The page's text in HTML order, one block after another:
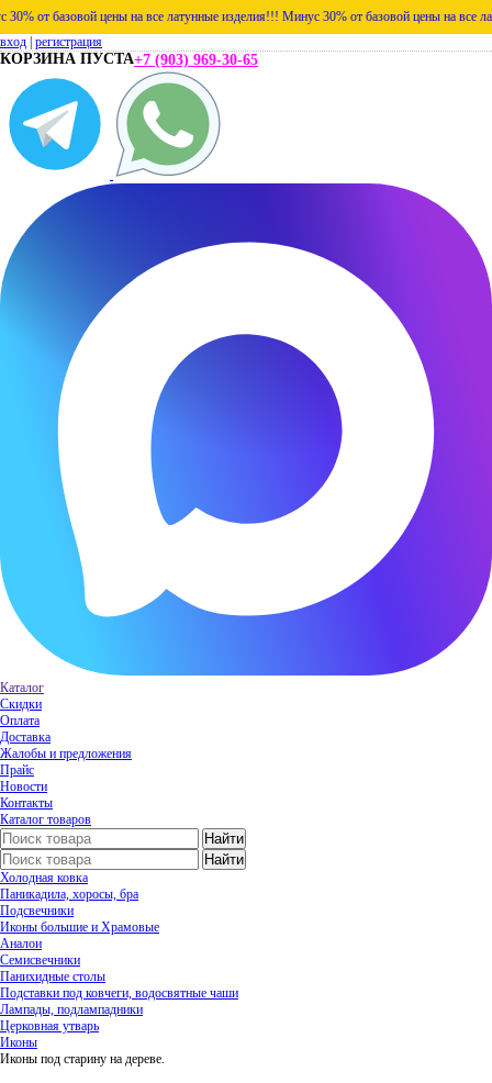
от базовой цены на все латунные изделия!!! Минус 30% от базовой цены на все
вход регистрация
КОРЗИНА ПУСТА+7 (903) 969-30-65
Каталог
Скидки
Оплата
Доставка
Жалобы и предложения
Прайс
Новости
Контакты
Каталог товаров
Холодная ковка
Паникадила, хоросы, бра
Подсвечники
Иконы большие и Храмовые
Аналои
Семисвечники
Панихидные столы
Подставки под ковчеги, водосвятные чаши
Лампады, подлампадники
Церковная утварь
Иконы
Иконы под старину на дереве.